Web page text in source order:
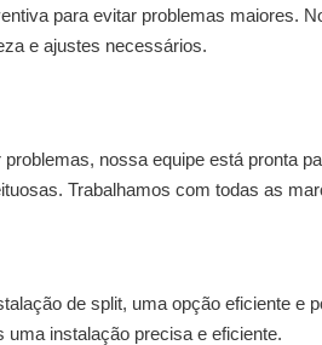
para evitar problemas maiores.
e ajustes necessários.
nossa equipe está pronta
Trabalhamos com todas as
de split, uma opção eficiente e
instalação precisa e eficiente.